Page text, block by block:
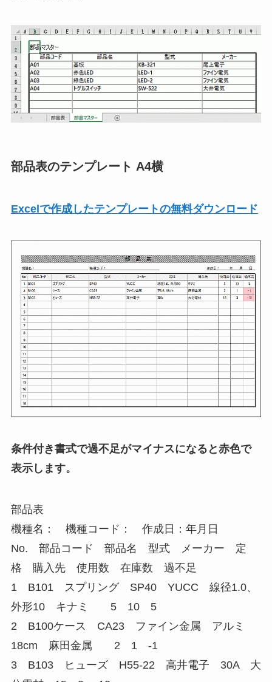
部品表のテンプレート A4横
Excelで作成したテンプレートの無料ダウンロード
条件付き書式で過不足がマイナスになると赤色で
表示します。
部品表
機種名： 機種コード： 作成日：年月日
No. 部品コード 部品名 型式 メーカー 定
格 購入先 使用数 在庫数 過不足
1 B101 スプリング SP40 YUCC 線径1.0、
外形10 キナミ 5 10 5
2 B100ケース CA23 ファイン金属 アルミ
18cm 麻田金属 2 1 -1
3 B103 ヒューズ H55-22 高井電子 30A 大